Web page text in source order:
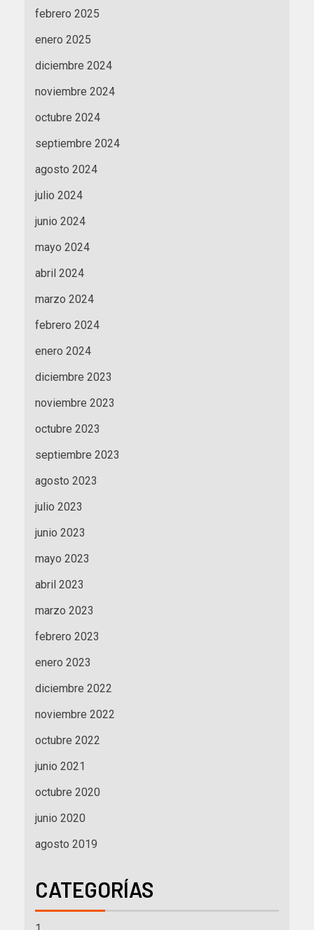
febrero 2025
enero 2025
diciembre 2024
noviembre 2024
octubre 2024
septiembre 2024
agosto 2024
julio 2024
junio 2024
mayo 2024
abril 2024
marzo 2024
febrero 2024
enero 2024
diciembre 2023
noviembre 2023
octubre 2023
septiembre 2023
agosto 2023
julio 2023
junio 2023
mayo 2023
abril 2023
marzo 2023
febrero 2023
enero 2023
diciembre 2022
noviembre 2022
octubre 2022
junio 2021
octubre 2020
junio 2020
agosto 2019
CATEGORÍAS